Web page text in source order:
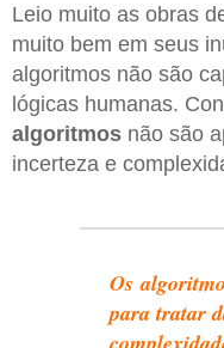
Leio muito as obras
muito bem em seus
algoritmos não são
lógicas humanas.
algoritmos não são
incerteza e
Os
para tratar